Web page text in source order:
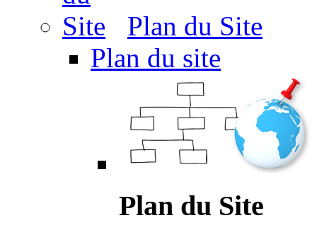
Plan du Site
Plan du site
Plan du Site